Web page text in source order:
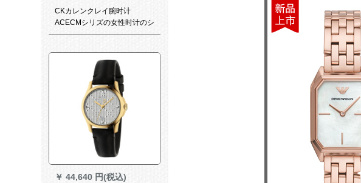
CKカレンクレイ腕时计
ACECMシリズの女性时计のシ
ンプロ针の独立秒盘クレルツ
￥ 44,640 円(税込)